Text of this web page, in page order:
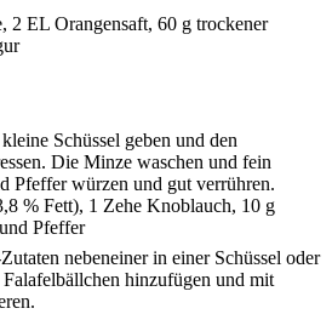
2 EL Orangensaft, 60 g trockener
Schüssel geben und den
Die Minze waschen und fein
Pfeffer würzen und gut verrühren.
% Fett), 1 Zehe Knoblauch, 10 g
Pfeffer
nebeneiner in einer Schüssel oder
hinzufügen und mit